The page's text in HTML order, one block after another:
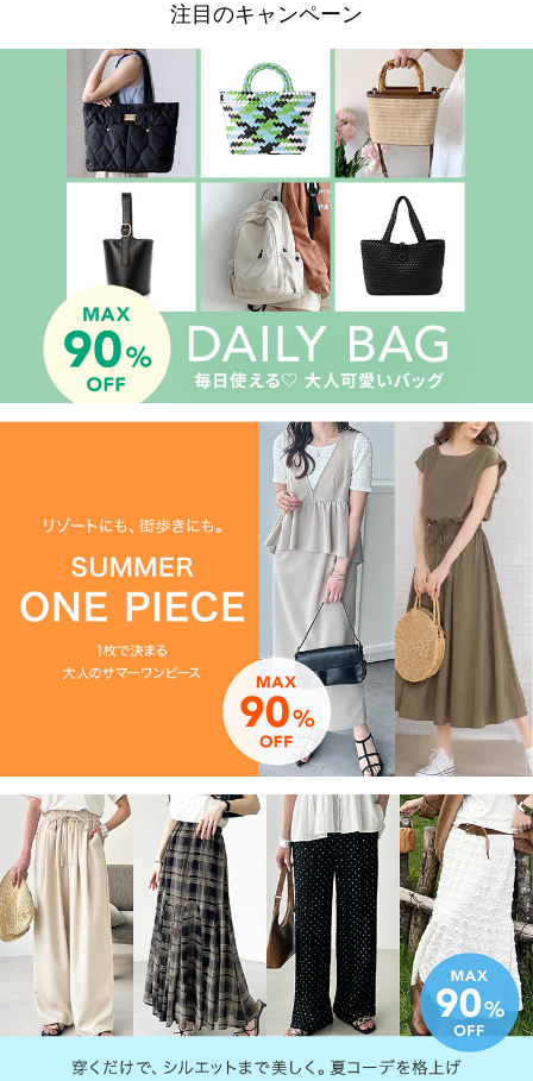
注目のキャンペーン